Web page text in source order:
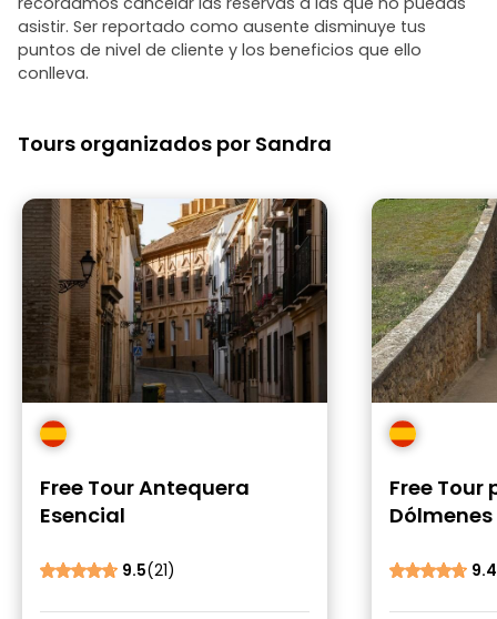
asistir. Ser reportado como ausente disminuye tus
puntos de nivel de cliente y los beneficios que ello
conlleva.
Tours organizados por Sandra
Free Tour Antequera
Esencial
9.5(21)
Free Tour
9.4